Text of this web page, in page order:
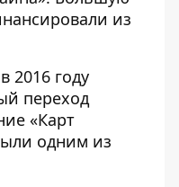
из
2016 году
переход
«Карт
одним из